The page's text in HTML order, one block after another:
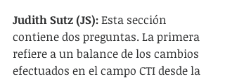
Judith Sutz (JS): Esta sección
contiene dos preguntas. La primera
refiere a un balance de los cambios
efectuados en el campo CTI desde la